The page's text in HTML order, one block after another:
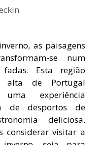
as paisagens
se num
Esta região
alta de Portugal
experiência
de desportos de
deliciosa.
considerar visitar a